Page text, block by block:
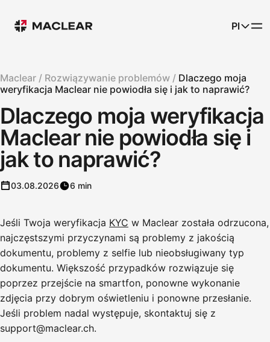
Pl
Maclear / Rozwiązywanie problemów / Dlaczego moja
weryfikacja Maclear nie powiodła się i jak to naprawić?
Dlaczego moja weryfikacja
Maclear nie powiodła się i
jak to naprawić?
03.08.2026 6 min
Jeśli Twoja weryfikacja KYC w Maclear została odrzucona,
najczęstszymi przyczynami są problemy z jakością
dokumentu, problemy z selfie lub nieobsługiwany typ
dokumentu. Większość przypadków rozwiązuje się
poprzez przejście na smartfon, ponowne wykonanie
zdjęcia przy dobrym oświetleniu i ponowne przesłanie.
Jeśli problem nadal występuje, skontaktuj się z
support@maclear.ch.